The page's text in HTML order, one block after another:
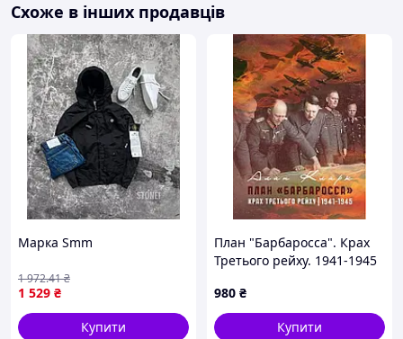
Варіанти доставки:
- Нова Пошта;
- Укрпошта.
Схоже в інших продавців
Марка Smm
1 529 ₴
1 972.41₴
Купити
План "Барбаросса". Крах
Третього рейху. 1941-1945
980 ₴
Купити